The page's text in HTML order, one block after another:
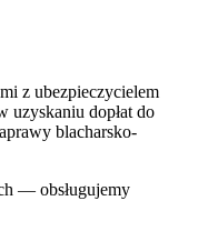
z ubezpieczycielem
uzyskaniu dopłat do
blacharsko-
— obsługujemy